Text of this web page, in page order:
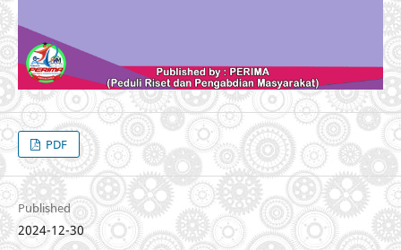
PDF
Published
2024-12-30